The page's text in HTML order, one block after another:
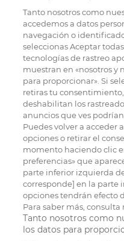
Tanto nosotros como
accedemos a datos
navegación o
seleccionas Aceptar
tecnologías de rastreo
muestran en «nosotros y
para proporcionar». Si
retiras tu
deshabilitan los
anuncios que ves
Puedes volver a acceder
opciones o retirar el
momento haciendo clic
preferencias» que
parte inferior izquierda
corresponde] en la parte
opciones tendrán efecto
Para saber más,
Tanto nosotros como
los datos para